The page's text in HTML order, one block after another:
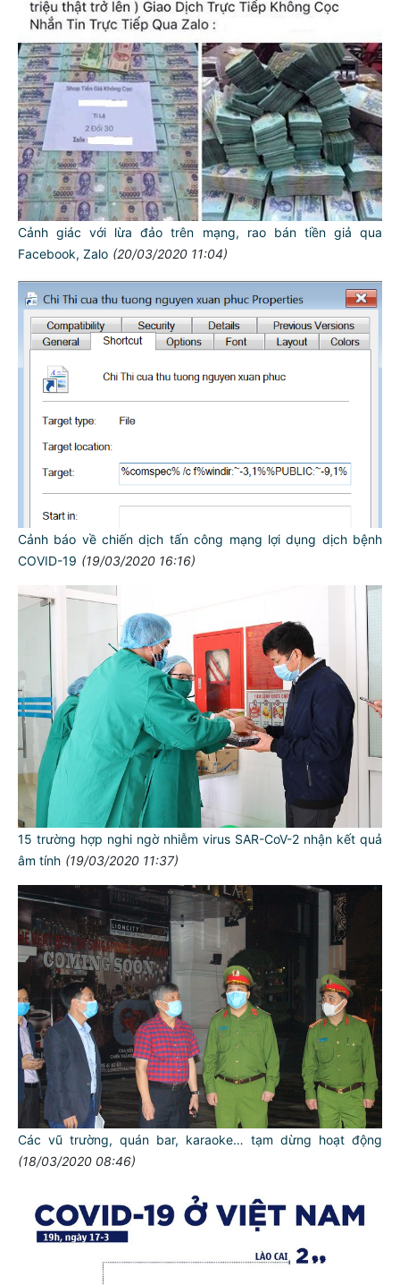
Cảnh giác với lừa đảo trên mạng, rao bán tiền giả qua
Facebook, Zalo (20/03/2020 11:04)
Cảnh báo về chiến dịch tấn công mạng lợi dụng dịch bệnh
COVID-19 (19/03/2020 16:16)
15 trường hợp nghi ngờ nhiễm virus SAR-CoV-2 nhận kết quả
âm tính (19/03/2020 11:37)
Các vũ trường, quán bar, karaoke… tạm dừng hoạt động
(18/03/2020 08:46)